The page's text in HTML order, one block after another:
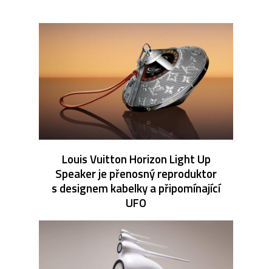
Louis Vuitton Horizon Light Up
Speaker je přenosný reproduktor
s designem kabelky a připomínající
UFO